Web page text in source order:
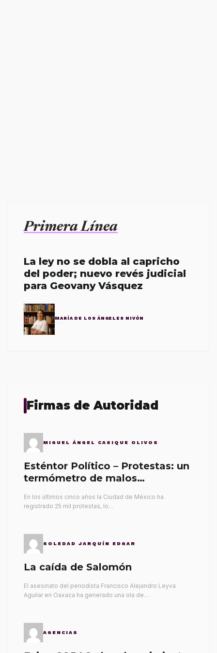
Primera Línea
La ley no se dobla al capricho
del poder; nuevo revés judicial
para Geovany Vásquez
MARÍA DE LOS ÁNGELES NIVÓN
Firmas de Autoridad
MIGUEL ÁNGEL CASIQUE OLIVOS
Esténtor Político – Protestas: un
termómetro de malos
En los últimos cinco años la Ciudad de México ha
registrado 25 mil protestas, lo…
SOLEDAD JARQUÍN EDGAR
La caída de Salomón
El asesinato del periodista Francisco Alejandro Leyva
Aguilar en Oaxaca ha generado una ola de…
AGENCIAS